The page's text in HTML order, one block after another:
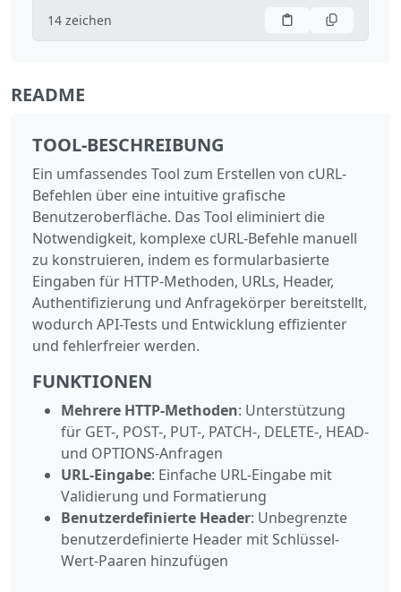
14 zeichen
README
TOOL-BESCHREIBUNG
Ein umfassendes Tool zum Erstellen von cURL-
Befehlen über eine intuitive grafische
Benutzeroberfläche. Das Tool eliminiert die
Notwendigkeit, komplexe cURL-Befehle manuell
zu konstruieren, indem es formularbasierte
Eingaben für HTTP-Methoden, URLs, Header,
Authentifizierung und Anfragekörper bereitstellt,
wodurch API-Tests und Entwicklung effizienter
und fehlerfreier werden.
FUNKTIONEN
Mehrere HTTP-Methoden: Unterstützung
für GET-, POST-, PUT-, PATCH-, DELETE-, HEAD-
und OPTIONS-Anfragen
URL-Eingabe: Einfache URL-Eingabe mit
Validierung und Formatierung
Benutzerdefinierte Header: Unbegrenzte
benutzerdefinierte Header mit Schlüssel-
Wert-Paaren hinzufügen